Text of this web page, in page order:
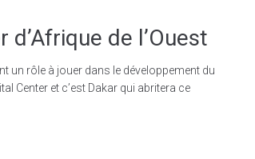
de l’Ouest
un rôle à jouer dans le développement du
Center et c’est Dakar qui abritera ce